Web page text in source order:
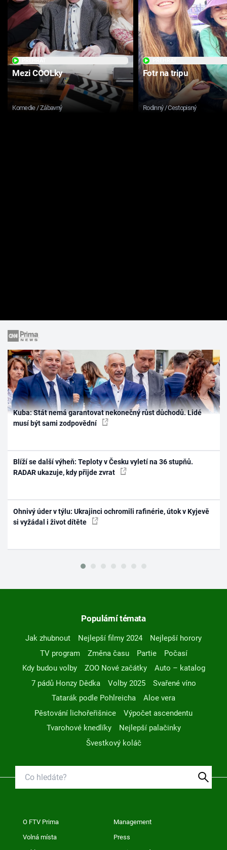
Mezi COOLky
Komedie / Zábavný
Fotr na tripu
Rodinný / Cestopisný
Kuba: Stát nemá garantovat nekonečný růst důchodů. Lidé
musí být sami zodpovědní
Blíží se další výheň: Teploty v Česku vyletí na 36 stupňů.
RADAR ukazuje, kdy přijde zvrat
Ohnivý úder v týlu: Ukrajinci ochromili rafinérie, útok v Kyjevě
si vyžádal i život dítěte
Populární témata
Jak zhubnout Nejlepší filmy 2024
Nejlepší horory
TV program
Změna času Partie
Počasí
Kdy budou volby
ZOO Nové začátky
Auto – katalog
7 pádů Honzy Dědka
Volby 2025
Svařené víno
Tatarák podle Pohlreicha
Aloe vera
Pěstování lichořeřišnice
Výpočet ascendentu
Tvarohové knedlíky
Nejlepší palačinky
Švestkový koláč
O FTV Prima Management
Volná místa Press